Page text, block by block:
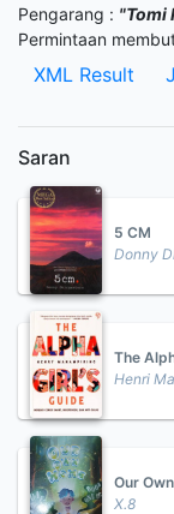
Pengarang : "Tomi
Permintaan
XML Result
Saran
5 CM
Donny
The
Henri
Our
X.8